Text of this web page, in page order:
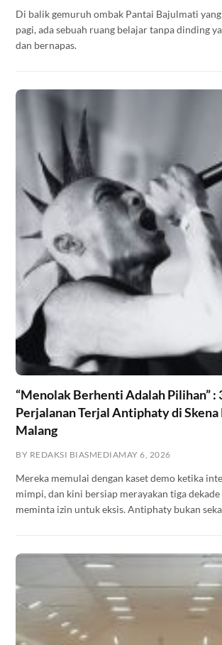
Di balik gemuruh ombak Pantai Bajulmati
pagi, ada sebuah ruang belajar tanpa dinding
dan bernapas.
“Menolak Berhenti Adalah Pilihan” :
Perjalanan Terjal Antiphaty di
Malang
BY REDAKSI BIASMEDIAMAY 6, 2026
Mereka memulai dengan kaset demo ketika
mimpi, dan kini bersiap merayakan tiga
meminta izin untuk eksis. Antiphaty bukan